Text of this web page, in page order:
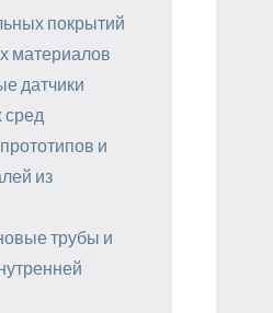
покрытий
материалов
датчики
сред
и
из
трубы и